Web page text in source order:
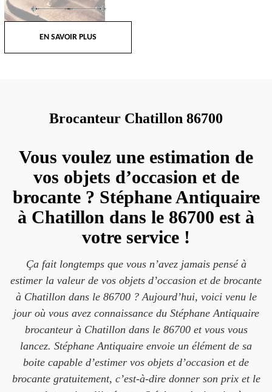
EN SAVOIR PLUS
Brocanteur Chatillon 86700
Vous voulez une estimation de
vos objets d’occasion et de
brocante ? Stéphane Antiquaire
à Chatillon dans le 86700 est à
votre service !
Ça fait longtemps que vous n’avez jamais pensé à
estimer la valeur de vos objets d’occasion et de brocante
à Chatillon dans le 86700 ? Aujourd’hui, voici venu le
jour où vous avez connaissance du Stéphane Antiquaire
brocanteur à Chatillon dans le 86700 et vous vous
lancez. Stéphane Antiquaire envoie un élément de sa
boite capable d’estimer vos objets d’occasion et de
brocante gratuitement, c’est-à-dire donner son prix et le